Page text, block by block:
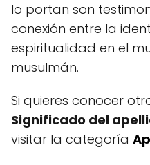
lo portan son
conexión entre la
espiritualidad en el
musulmán.
Si quieres conocer
Significado del
visitar la categoría